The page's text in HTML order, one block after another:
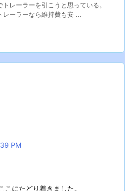
レーラーを引こうと思っている。
レーラーなら維持費も安 ...
PM
にたどり着きました。